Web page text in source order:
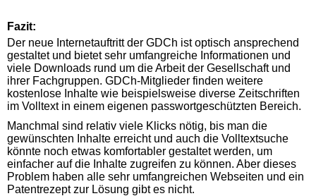
Fazit:
Der neue Internetauftritt der GDCh ist optisch ansprechend
gestaltet und bietet sehr umfangreiche Informationen und
viele Downloads rund um die Arbeit der Gesellschaft und
ihrer Fachgruppen. GDCh-Mitglieder finden weitere
kostenlose Inhalte wie beispielsweise diverse Zeitschriften
im Volltext in einem eigenen passwortgeschützten Bereich.
Manchmal sind relativ viele Klicks nötig, bis man die
gewünschten Inhalte erreicht und auch die Volltextsuche
könnte noch etwas komfortabler gestaltet werden, um
einfacher auf die Inhalte zugreifen zu können. Aber dieses
Problem haben alle sehr umfangreichen Webseiten und ein
Patentrezept zur Lösung gibt es nicht.